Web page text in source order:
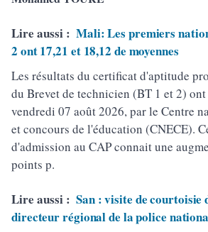
Lire aussi : Mali: Les premiers
2 ont 17,21 et 18,12 de moyennes
Les résultats du certificat d'aptitude
du Brevet de technicien (BT 1 et 2) ont
vendredi 07 août 2026, par le Centre
et concours de l'éducation (CNECE).
d'admission au CAP connait une
points p.
Lire aussi : San : visite de courtoisie
directeur régional de la police